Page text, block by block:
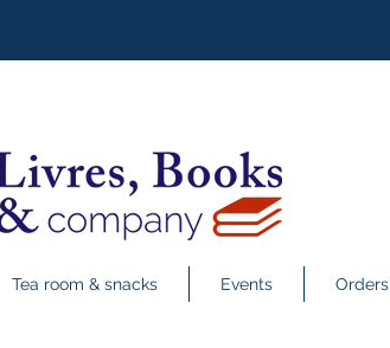
Tea room & snacks Events Orders